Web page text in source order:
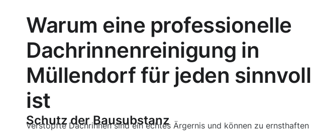
Warum eine professionelle
Dachrinnenreinigung in
Müllendorf für jeden sinnvoll
ist
Schutz der Bausubstanz
Verstopfte Dachrinnen sind ein echtes Ärgernis und können zu ernsthaften